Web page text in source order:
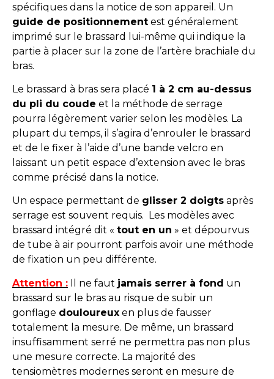
spécifiques dans la notice de son appareil. Un
guide de positionnement est généralement
imprimé sur le brassard lui-même qui indique la
partie à placer sur la zone de l’artère brachiale du
bras.
Le brassard à bras sera placé 1 à 2 cm au-dessus
du pli du coude et la méthode de serrage
pourra légèrement varier selon les modèles. La
plupart du temps, il s’agira d’enrouler le brassard
et de le fixer à l’aide d’une bande velcro en
laissant un petit espace d’extension avec le bras
comme précisé dans la notice.
Un espace permettant de glisser 2 doigts après
serrage est souvent requis. Les modèles avec
brassard intégré dit « tout en un » et dépourvus
de tube à air pourront parfois avoir une méthode
de fixation un peu différente.
Attention : Il ne faut jamais serrer à fond un
brassard sur le bras au risque de subir un
gonflage douloureux en plus de fausser
totalement la mesure. De même, un brassard
insuffisamment serré ne permettra pas non plus
une mesure correcte. La majorité des
tensiomètres modernes seront en mesure de